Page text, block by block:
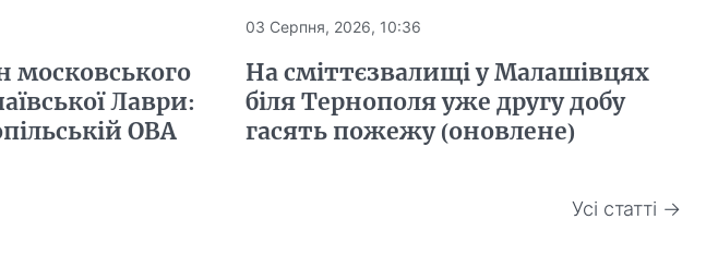
московського
Лаври:
ОВА
03 Серпня, 2026, 10:36
На сміттєзвалищі у Малашівцях
біля Тернополя уже другу добу
гасять пожежу (оновлене)
Усі статті →